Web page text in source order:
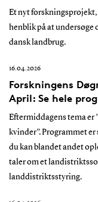
Et nyt forskningsprojekt,
henblik på at undersøge
dansk landbrug.
16.04.2026
Forskningens
April: Se hele
Eftermiddagens tema er
kvinder”. Programmet
du kan blandet andet
taler om et
landdistriktsstyring.